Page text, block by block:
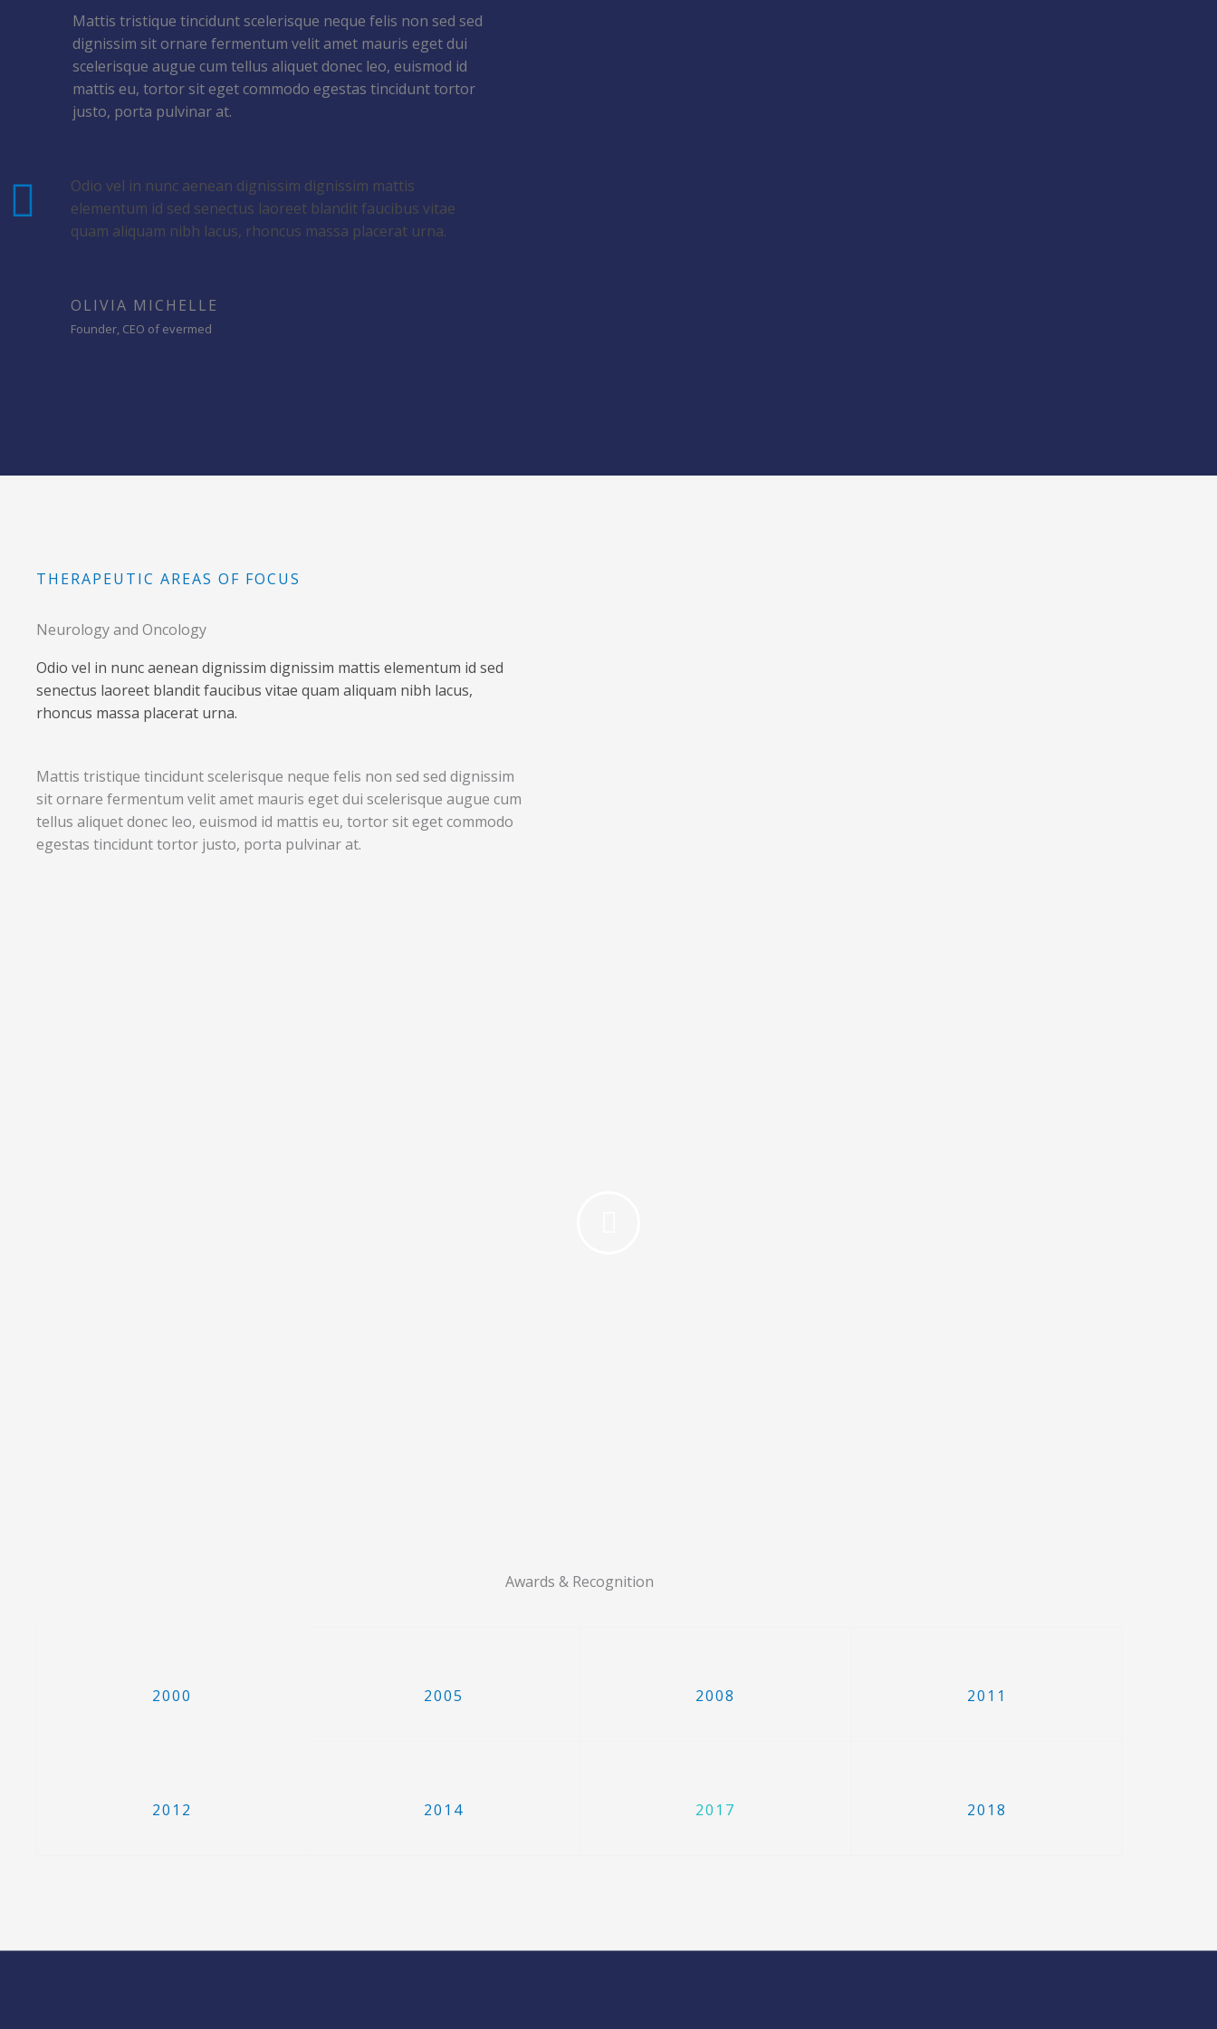
Mattis tristique tincidunt scelerisque neque felis non sed sed
dignissim sit ornare fermentum velit amet mauris eget dui
scelerisque augue cum tellus aliquet donec leo, euismod id
mattis eu, tortor sit eget commodo egestas tincidunt tortor
justo, porta pulvinar at.
Odio vel in nunc aenean dignissim dignissim mattis
elementum id sed senectus laoreet blandit faucibus vitae
quam aliquam nibh lacus, rhoncus massa placerat urna.
OLIVIA MICHELLE
Founder, CEO of evermed
THERAPEUTIC AREAS OF FOCUS
Neurology and Oncology
Odio vel in nunc aenean dignissim dignissim mattis elementum id sed
senectus laoreet blandit faucibus vitae quam aliquam nibh lacus,
rhoncus massa placerat urna.
Mattis tristique tincidunt scelerisque neque felis non sed sed dignissim
sit ornare fermentum velit amet mauris eget dui scelerisque augue cum
tellus aliquet donec leo, euismod id mattis eu, tortor sit eget commodo
egestas tincidunt tortor justo, porta pulvinar at.
Awards & Recognition
2000 2005 2008 2011
2012 2014 2017 2018